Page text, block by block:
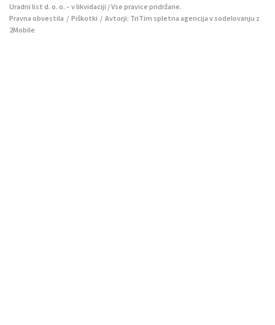
Uradni list d. o. o. – v likvidaciji / Vse pravice pridržane.
Pravna obvestila / Piškotki / Avtorji: TriTim spletna agencija v sodelovanju z
2Mobile